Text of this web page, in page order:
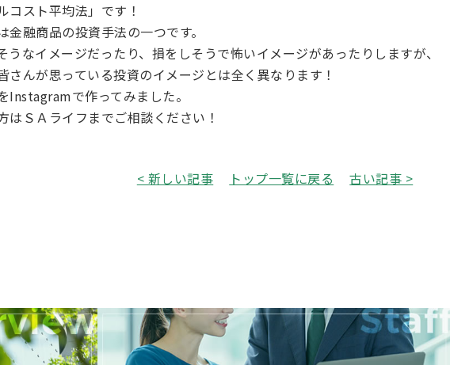
コスト平均法」です！
金融商品の投資手法の一つです。
うなイメージだったり、損をしそうで怖いイメージがあったりしますが、
さんが思っている投資のイメージとは全く異なります！
Instagramで作ってみました。
はＳＡライフまでご相談ください！
< 新しい記事 トップ一覧に戻る 古い記事 >